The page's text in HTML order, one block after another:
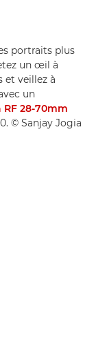
portraits plus
un œil à
et veillez à
un
RF 28-70mm
© Sanjay Jogia